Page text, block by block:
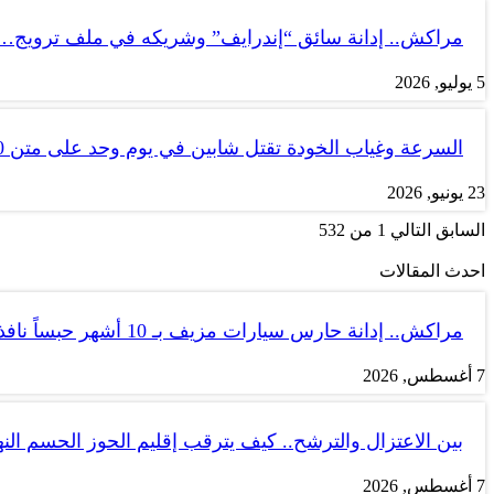
مراكش.. إدانة سائق “إندرايف” وشريكه في ملف
5 يوليو, 2026
السرعة وغياب الخودة تقتل شابين في يوم وحد على متن tank 50
23 يونيو, 2026
السابق التالي 1 من 532
احدث المقالات
مراكش.. إدانة حارس سيارات مزيف بـ 10 أشهر حبساً نافذاً
7 أغسطس, 2026
بين الاعتزال والترشح.. كيف يترقب إقليم الحوز الحسم
7 أغسطس, 2026